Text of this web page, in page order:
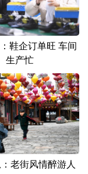
鞋企订单旺 车间
生产忙
老街风情醉游人